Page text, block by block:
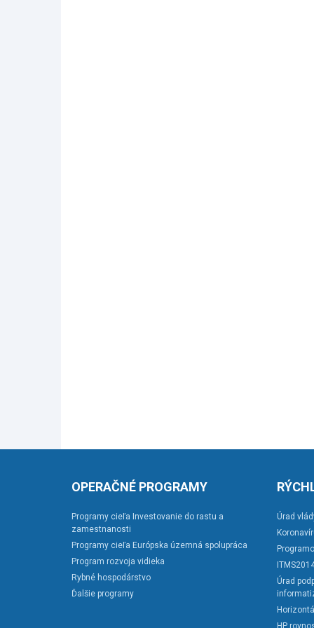
OPERAČNÉ PROGRAMY
Programy cieľa Investovanie do rastu a
zamestnanosti
Programy cieľa Európska územná spolupráca
Program rozvoja vidieka
Rybné hospodárstvo
Ďalšie programy
Úrad
Úrad
HP